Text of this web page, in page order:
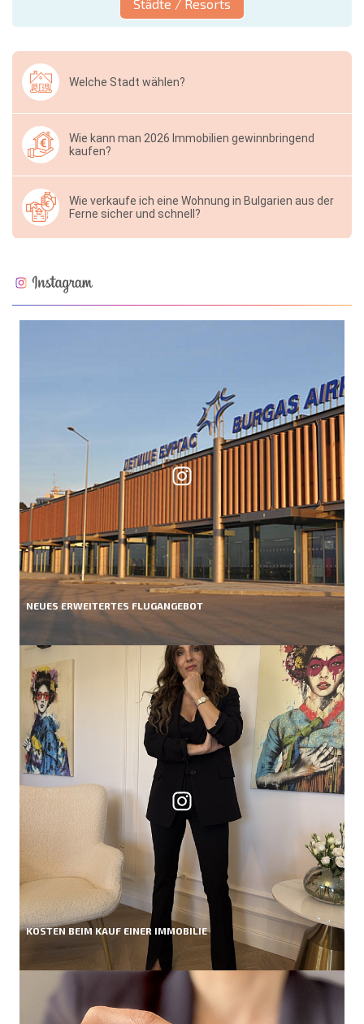
Städte / Resorts
Welche Stadt wählen?
Wie kann man 2026 Immobilien gewinnbringend
kaufen?
Wie verkaufe ich eine Wohnung in Bulgarien aus der
Ferne sicher und schnell?
NEUES ERWEITERTES FLUGANGEBOT
KOSTEN BEIM KAUF EINER IMMOBILIE